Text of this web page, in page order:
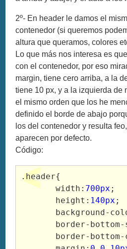
2º- En header le damos el
contenedor (si queremos
altura que queramos, colores
Lo que más nos interesa es
con el contenedor, por eso
margin, tiene cero arriba, a la
tiene 10 px, y a la izquierda de
el mismo orden que los he
definido el borde de abajo
los del contenedor y resulta
aparecen por defecto.
Código:
.header{
       width:
700px ;
       height:
140px ;
background-
border-
border-